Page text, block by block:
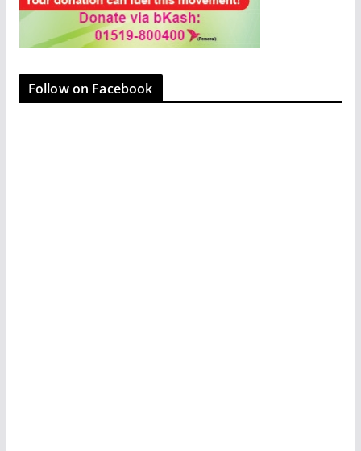
Follow on Facebook